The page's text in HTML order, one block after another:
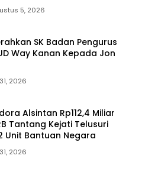
5, 2026
SK Badan Pengurus
Way Kanan Kepada Jon
2026
Alsintan Rp112,4 Miliar
Tantang Kejati Telusuri
Unit Bantuan Negara
2026